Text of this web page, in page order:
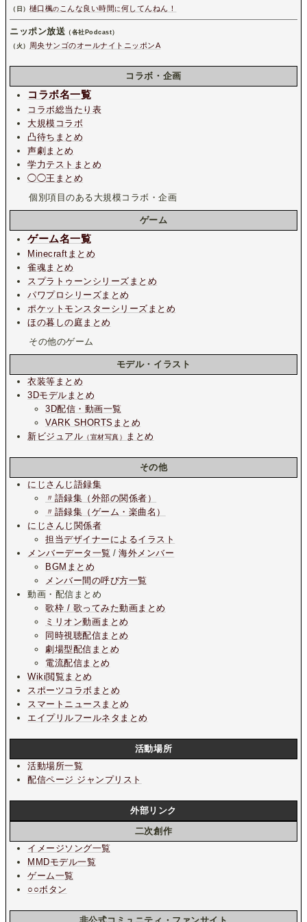
（日） 樋口楓の こんな良い時間 に 何してんねん！
ニッポン放送 （各社Podcast）
（火）
周央サンゴのオールナイトニッポンA
コラボ・企画
コラボ名一覧
コラボ総当たり表
大規模コラボ
凸待ちまとめ
声劇まとめ
学力テストまとめ
◯◯王まとめ
個別項目のある大規模コラボ・企画
ゲーム
ゲーム名一覧
Minecraftまとめ
雀魂まとめ
スプラトゥーンシリーズまとめ
パワプロシリーズまとめ
ポケットモンスターシリーズまとめ
ほの暮しの庭まとめ
その他のゲーム
モデル・イラスト
衣装等まとめ
3Dモデルまとめ
3D配信・動画一覧
VARK SHORTSまとめ
新ビジュアル （宣材写真） まとめ
その他
にじさんじ語録集
〃語録集（外部の関係者）
〃語録集（ゲーム・楽曲名）
にじさんじ関係者
担当デザイナーによるイラスト
メンバーデータ一覧 /海外メンバー
BGMまとめ
メンバー間の呼び方一覧
動画・配信まとめ
歌枠 / 歌ってみた動画まとめ
ミリオン動画まとめ
同時視聴配信まとめ
劇場型配信まとめ
電流配信まとめ
Wiki閲覧まとめ
スポーツコラボまとめ
スマートニュースまとめ
エイプリルフールネタまとめ
活動場所
活動場所一覧
配信ページ ジャンプリスト
外部リンク
二次創作
イメージソング一覧
MMDモデル一覧
ゲーム一覧
○○ボタン